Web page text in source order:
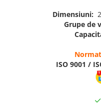
Tobogane pentru copii
Nisipiere pentru copii
Căsuțe de joacă
Mese și bănci pentru
Dimensiuni:
Grupe de
ISO 9001 /